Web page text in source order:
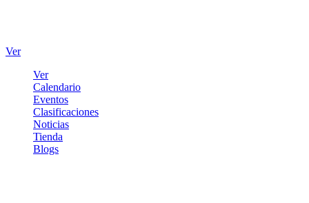
Ver
Ver
Calendario
Eventos
Clasificaciones
Noticias
Tienda
Blogs